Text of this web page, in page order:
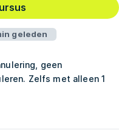
geleden
geen
Zelfs met alleen 1